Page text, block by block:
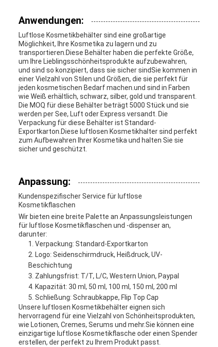
Anwendungen:
Luftlose Kosmetikbehälter sind eine großartige
Möglichkeit, Ihre Kosmetika zu lagern und zu
transportieren.Diese Behälter haben die perfekte Größe,
um Ihre Lieblingsschönheitsprodukte aufzubewahren,
und sind so konzipiert, dass sie sicher sindSie kommen in
einer Vielzahl von Stilen und Größen, die sie perfekt für
jeden kosmetischen Bedarf machen.und sind in Farben
wie Weiß erhältlich, schwarz, silber, gold und transparent.
Die MOQ für diese Behälter beträgt 5000 Stück und sie
werden per See, Luft oder Express versandt. Die
Verpackung für diese Behälter ist Standard-
Exportkarton.Diese luftlosen Kosmetikhalter sind perfekt
zum Aufbewahren Ihrer Kosmetika und halten Sie sie
sicher und geschützt.
Anpassung:
Kundenspezifischer Service für luftlose
Kosmetikflaschen
Wir bieten eine breite Palette an Anpassungsleistungen
für luftlose Kosmetikflaschen und -dispenser an,
darunter:
Verpackung: Standard-Exportkarton
Logo: Seidenschirmdruck, Heißdruck, UV-
Beschichtung
Zahlungsfrist: T/T, L/C, Western Union, Paypal
Kapazität: 30 ml, 50 ml, 100 ml, 150 ml, 200 ml
Schließung: Schraubkappe, Flip Top Cap
Unsere luftlosen Kosmetikbehälter eignen sich
hervorragend für eine Vielzahl von Schönheitsprodukten,
wie Lotionen, Cremes, Serums und mehr.Sie können eine
einzigartige luftlose Kosmetikflasche oder einen Spender
erstellen, der perfekt zu Ihrem Produkt passt.